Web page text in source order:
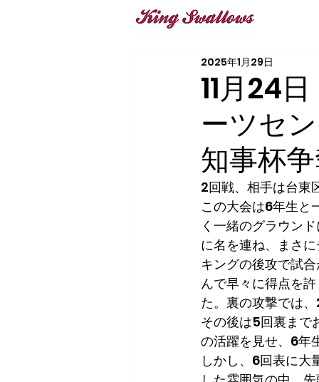
11月24
ーツセ
知事杯
2025年1月29日
2回戦、相手は台東
この大会は6年生と
く一緒のグラウン
に名を連ね、まさ
キングの後攻で試
んで早々に得点を
た。裏の攻撃では
その後は5回裏まで
の活躍を見せ、6年
しかし、6回表に大